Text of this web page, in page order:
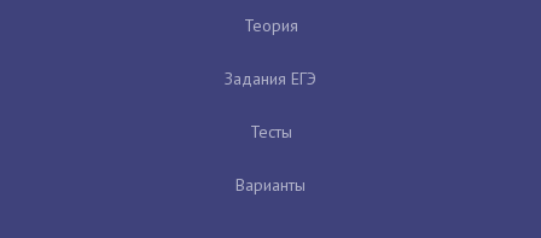
Теория
Задания ЕГЭ
Тесты
Варианты